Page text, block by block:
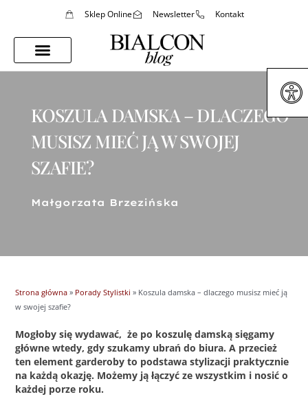
Sklep Online Newsletter Kontakt
KOSZULA DAMSKA – DLACZEGO
MUSISZ MIEĆ JĄ W SWOJEJ
SZAFIE?
Małgorzata Brzezińska
Strona główna » Porady Stylistki » Koszula damska – dlaczego musisz mieć ją
w swojej szafie?
Mogłoby się wydawać, że po koszulę damską sięgamy
główne wtedy, gdy szukamy ubrań do biura. A przecież
ten element garderoby to podstawa stylizacji praktycznie
na każdą okazję. Możemy ją łączyć ze wszystkim i nosić o
każdej porze roku.